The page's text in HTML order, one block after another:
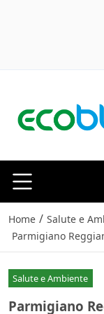
Home / Salute e
Parmigiano
Salute e Ambiente
Parmigiano